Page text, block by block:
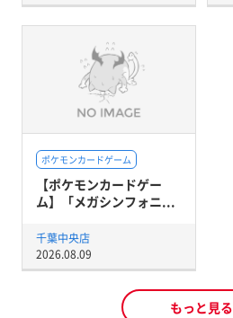
ポケモンカードゲーム
【ポケモンカードゲー
ム】「メガシンフォニ...
千葉中央店
2026.08.09
もっと見る